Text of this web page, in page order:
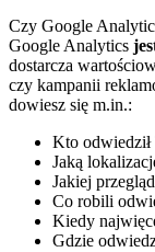
Czy Google
Google Analytics
dostarcza
czy kampanii
dowiesz się m.in.:
Kto
Jaką
Jakiej
Co robili
Kiedy
Gdzie